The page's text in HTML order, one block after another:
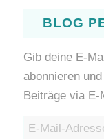
BLOG
Gib deine E-
abonnieren
Beiträge via E-
E-